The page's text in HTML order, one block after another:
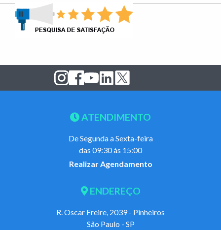
ATENDIMENTO
De Segunda a Sexta-feira
das 09:30 às 15:00
Realizar Agendamento
ENDEREÇO
R. Oscar Freire, 2039 - Pinheiros
São Paulo - SP